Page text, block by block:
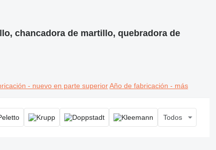
chancadora de martillo, quebradora de
- nuevo en parte superior Año de fabricación - más
Todos